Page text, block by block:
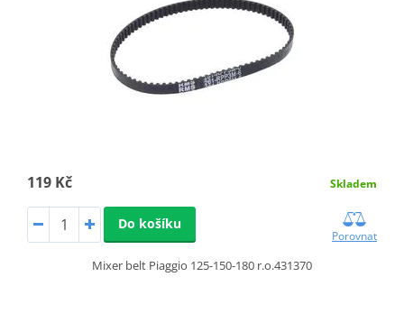
119 Kč Skladem
Do košíku
Porovnat
Mixer belt Piaggio 125-150-180 r.o.431370